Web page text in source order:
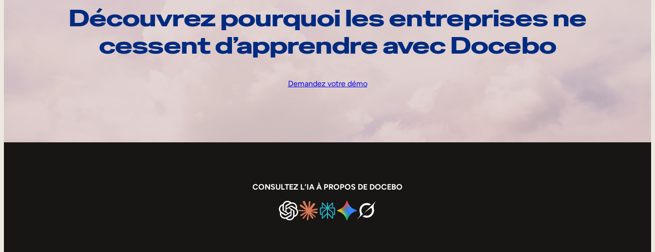
Découvrez pourquoi les entreprises ne
cessent d’apprendre avec Docebo
Demandez votre démo
CONSULTEZ L’IA À PROPOS DE DOCEBO